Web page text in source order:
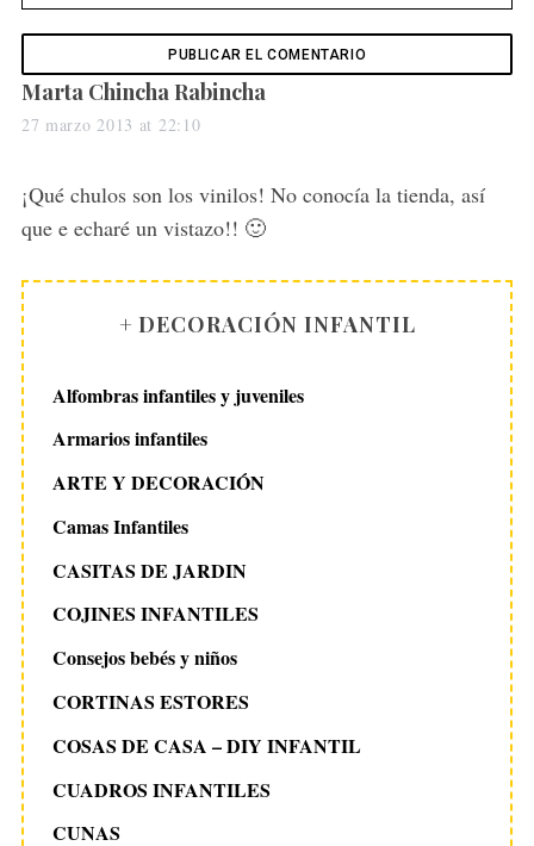
s
a
s
:
Marta Chincha Rabincha
27 marzo 2013 at 22:10
¡Qué chulos son los vinilos! No conocía la tienda, así
que e echaré un vistazo!! 🙂
+ DECORACIÓN INFANTIL
Alfombras infantiles y juveniles
Armarios infantiles
ARTE Y DECORACIÓN
Camas Infantiles
CASITAS DE JARDIN
COJINES INFANTILES
Consejos bebés y niños
CORTINAS ESTORES
COSAS DE CASA – DIY INFANTIL
CUADROS INFANTILES
CUNAS